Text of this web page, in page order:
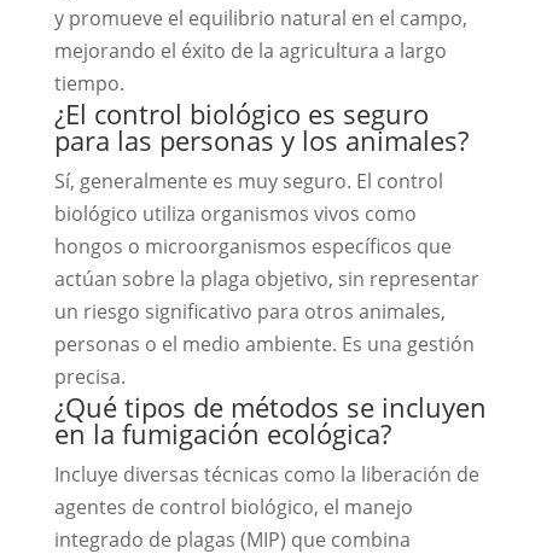
y promueve el equilibrio natural en el campo,
mejorando el éxito de la agricultura a largo
tiempo.
¿El control biológico es seguro
para las personas y los animales?
Sí, generalmente es muy seguro. El control
biológico utiliza organismos vivos como
hongos o microorganismos específicos que
actúan sobre la plaga objetivo, sin representar
un riesgo significativo para otros animales,
personas o el medio ambiente. Es una gestión
precisa.
¿Qué tipos de métodos se incluyen
en la fumigación ecológica?
Incluye diversas técnicas como la liberación de
agentes de control biológico, el manejo
integrado de plagas (MIP) que combina